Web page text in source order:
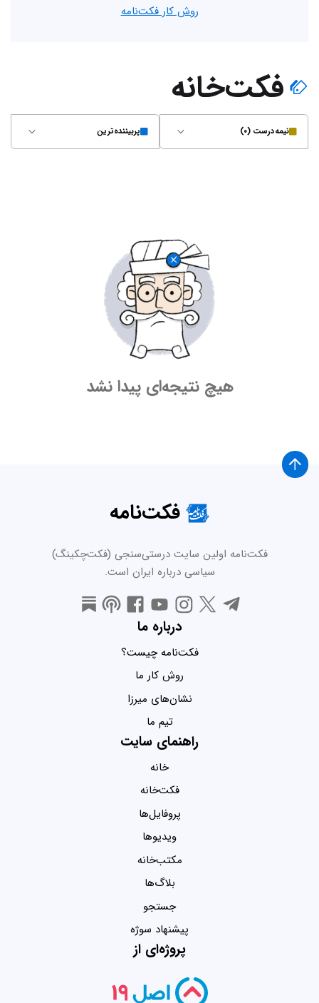
روش کار فکت‌نامه
فکت‌خانه
نیمه‌درست (۰) پربیننده‌ترین
هیچ نتیجه‌ای پیدا نشد
فکت‌نامه
فکت‌نامه اولین سایت درستی‌سنجی (فکت‌چکینگ)
سیاسی درباره ایران است.
درباره ما
فکت‌نامه چیست؟
روش کار ما
نشان‌های میرزا
تیم ما
راهنمای سایت
خانه
فکت‌خانه
پروفایل‌ها
ویدیو‌ها
مکتب‌خانه
بلاگ‌ها
جستجو
پیشنهاد سوژه
پروژه‌ای از